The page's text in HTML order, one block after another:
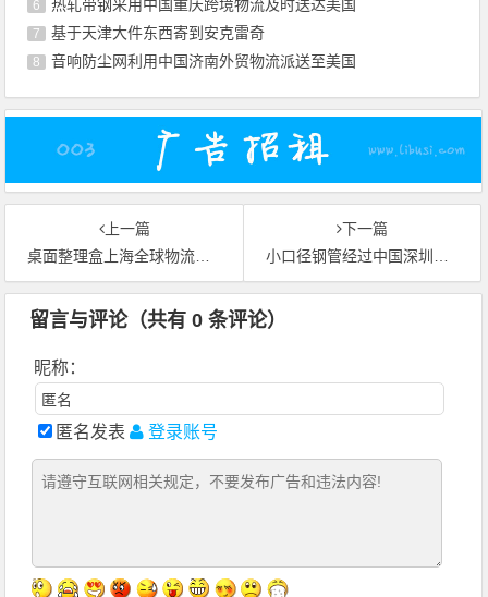
6 热轧带钢采用中国重庆跨境物流及时送达美国
7 基于天津大件东西寄到安克雷奇
8 音响防尘网利用中国济南外贸物流派送至美国
上一篇
桌面整理盒上海全球物流快送到美国底特律(Detroit)
下一篇
小口径钢管经过中国深圳国际运输安全送达美国博蒙特(Beaumont)
留言与评论（共有0 条评论）
昵称：
匿名发表 登录账号